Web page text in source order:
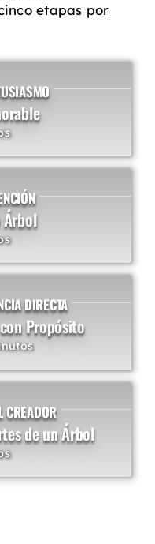
etapas por
Árbol
DIRECTA
Propósito
CREADOR
de un Árbol